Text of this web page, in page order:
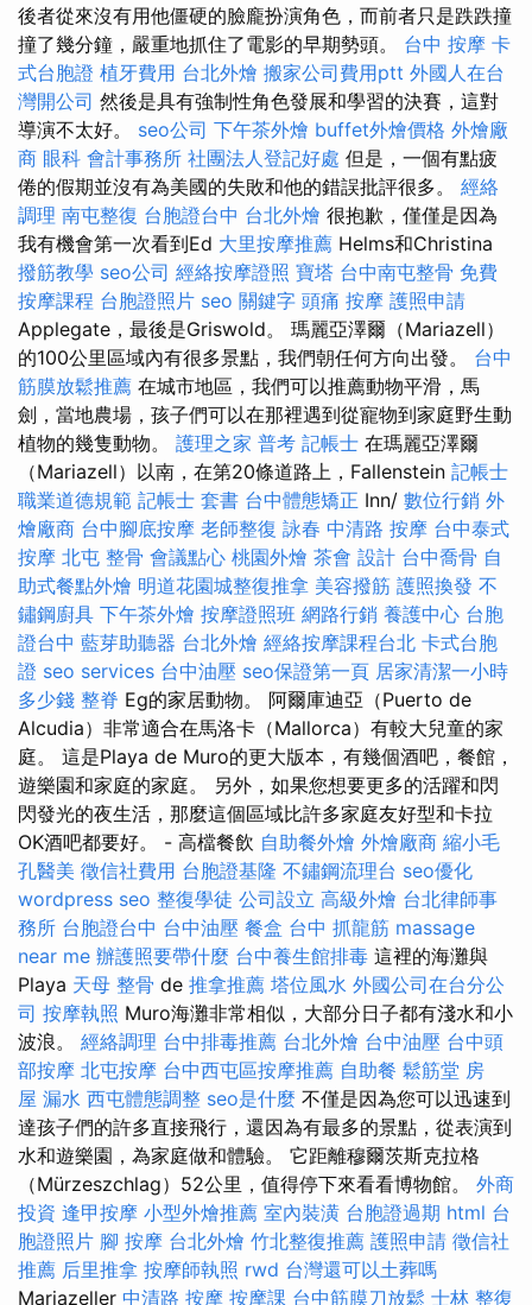
後者從來沒有用他僵硬的臉龐扮演角色，而前者只是跌跌撞
撞了幾分鐘，嚴重地抓住了電影的早期勢頭。 台中 按摩 卡
式台胞證 植牙費用 台北外燴 搬家公司費用ptt 外國人在台
灣開公司 然後是具有強制性角色發展和學習的決賽，這對
導演不太好。 seo公司 下午茶外燴 buffet外燴價格 外燴廠
商 眼科 會計事務所 社團法人登記好處 但是，一個有點疲
倦的假期並沒有為美國的失敗和他的錯誤批評很多。 經絡
調理 南屯整復 台胞證台中 台北外燴 很抱歉，僅僅是因為
我有機會第一次看到Ed 大里按摩推薦 Helms和Christina
撥筋教學 seo公司 經絡按摩證照 寶塔 台中南屯整骨 免費
按摩課程 台胞證照片 seo 關鍵字 頭痛 按摩 護照申請
Applegate，最後是Griswold。 瑪麗亞澤爾（Mariazell）
的100公里區域內有很多景點，我們朝任何方向出發。 台中
筋膜放鬆推薦 在城市地區，我們可以推薦動物平滑，馬
劍，當地農場，孩子們可以在那裡遇到從寵物到家庭野生動
植物的幾隻動物。 護理之家 普考 記帳士 在瑪麗亞澤爾
（Mariazell）以南，在第20條道路上，Fallenstein 記帳士
職業道德規範 記帳士 套書 台中體態矯正 Inn/ 數位行銷 外
燴廠商 台中腳底按摩 老師整復 詠春 中清路 按摩 台中泰式
按摩 北屯 整骨 會議點心 桃園外燴 茶會 設計 台中喬骨 自
助式餐點外燴 明道花園城整復推拿 美容撥筋 護照換發 不
鏽鋼廚具 下午茶外燴 按摩證照班 網路行銷 養護中心 台胞
證台中 藍芽助聽器 台北外燴 經絡按摩課程台北 卡式台胞
證 seo services 台中油壓 seo保證第一頁 居家清潔一小時
多少錢 整脊 Eg的家居動物。 阿爾庫迪亞（Puerto de
Alcudia）非常適合在馬洛卡（Mallorca）有較大兒童的家
庭。 這是Playa de Muro的更大版本，有幾個酒吧，餐館，
遊樂園和家庭的家庭。 另外，如果您想要更多的活躍和閃
閃發光的夜生活，那麼這個區域比許多家庭友好型和卡拉
OK酒吧都要好。 - 高檔餐飲 自助餐外燴 外燴廠商 縮小毛
孔醫美 徵信社費用 台胞證基隆 不鏽鋼流理台 seo優化
wordpress seo 整復學徒 公司設立 高級外燴 台北律師事
務所 台胞證台中 台中油壓 餐盒 台中 抓龍筋 massage
near me 辦護照要帶什麼 台中養生館排毒 這裡的海灘與
Playa 天母 整骨 de 推拿推薦 塔位風水 外國公司在台分公
司 按摩執照 Muro海灘非常相似，大部分日子都有淺水和小
波浪。 經絡調理 台中排毒推薦 台北外燴 台中油壓 台中頭
部按摩 北屯按摩 台中西屯區按摩推薦 自助餐 鬆筋堂 房
屋 漏水 西屯體態調整 seo是什麼 不僅是因為您可以迅速到
達孩子們的許多直接飛行，還因為有最多的景點，從表演到
水和遊樂園，為家庭做和體驗。 它距離穆爾茨斯克拉格
（Mürzeszchlag）52公里，值得停下來看看博物館。 外商
投資 逢甲按摩 小型外燴推薦 室內裝潢 台胞證過期 html 台
胞證照片 腳 按摩 台北外燴 竹北整復推薦 護照申請 徵信社
推薦 后里推拿 按摩師執照 rwd 台灣還可以土葬嗎
Mariazeller 中清路 按摩 按摩課 台中筋膜刀放鬆 士林 整復